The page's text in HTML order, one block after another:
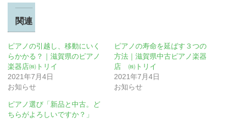
関連
ピアノの引越し、移動にいく
らかかる？｜滋賀県のピアノ
楽器店㈱トリイ
2021年7月4日
お知らせ
ピアノの寿命を延ばす３つの
方法｜滋賀県中古ピアノ楽器
店 ㈱トリイ
2021年7月4日
お知らせ
ピアノ選び「新品と中古。ど
ちらがよろしいですか？」